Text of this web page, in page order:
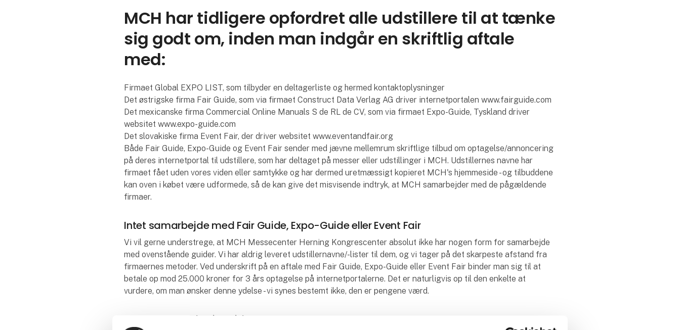
MCH har tidligere opfordret alle udstillere til at tænke
sig godt om, inden man indgår en skriftlig aftale
med:
Firmaet Global EXPO LIST, som tilbyder en deltagerliste og hermed kontaktoplysninger
Det østrigske firma Fair Guide, som via firmaet Construct Data Verlag AG driver internetportalen www.fairguide.com
Det mexicanske firma Commercial Online Manuals S de RL de CV, som via firmaet Expo-Guide, Tyskland driver
websitet www.expo-guide.com
Det slovakiske firma Event Fair, der driver websitet www.eventandfair.org
Både Fair Guide, Expo-Guide og Event Fair sender med jævne mellemrum skriftlige tilbud om optagelse/annoncering
på deres internetportal til udstillere, som har deltaget på messer eller udstillinger i MCH. Udstillernes navne har
firmaet fået uden vores viden eller samtykke og har dermed uretmæssigt kopieret MCH's hjemmeside - og tilbuddene
kan oven i købet være udformede, så de kan give det misvisende indtryk, at MCH samarbejder med de pågældende
firmaer.
Intet samarbejde med Fair Guide, Expo-Guide eller Event Fair
Vi vil gerne understrege, at MCH Messecenter Herning Kongrescenter absolut ikke har nogen form for samarbejde
med ovenstående guider. Vi har aldrig leveret udstillernavne/-lister til dem, og vi tager på det skarpeste afstand fra
firmaernes metoder. Ved underskrift på en aftale med Fair Guide, Expo-Guide eller Event Fair binder man sig til at
betale op mod 25.000 kroner for 3 års optagelse på internetportalerne. Det er naturligvis op til den enkelte at
vurdere, om man ønsker denne ydelse - vi synes bestemt ikke, den er pengene værd.
Tysk dom mod Fair Guide